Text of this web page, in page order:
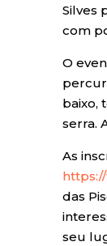
Silves
com
O
baixo,
serra.
As
das
seu